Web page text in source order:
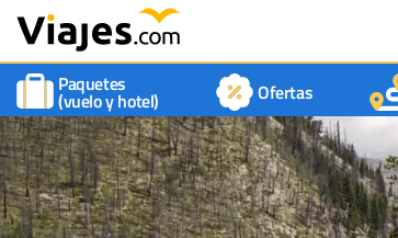
Paquetes
(vuelo y hotel) Ofertas